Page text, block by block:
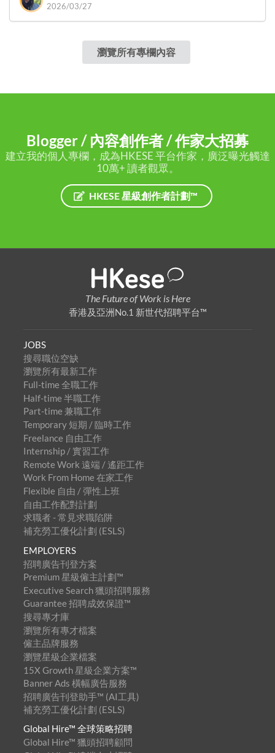
2026/03/27
瀏覽所有專欄內容
Blogger / 內容創作者 / 作家大招募
建立我的個人專欄，成為HKESE 平台作家，廣泛曝光觸達
10萬+ 讀者觀眾。
HKESE 星級創作者計劃™
The Future of Work is Here
香港及亞洲No.1 新世代招聘平台™
JOBS
搜尋職位空缺
瀏覽所有最新工作
Full-time 全職工作
Half-time 半職工作
Part-time 兼職工作
Temporary 短期 / 臨時工作
Freelance 自由工作
Internship / 實習工作
Remote Work 遠端 / 遙距工作
Work From Home 在家工作
Flexible 自由 / 彈性上班
自由工作配對計劃
求職者 - 常見求職陷阱
補充勞工優化計劃 (ESLS)
EMPLOYERS
招聘廣告刊登方案
Premium 星級僱主計劃™
Executive Search 獵頭招聘服務
Guarantee 招聘成效保證™
搜尋專才庫
瀏覽所有專才檔案
僱主品牌服務
瀏覽星級企業檔案
15X Growth 星級企業方案™
Banner Ads 橫幅廣告服務
招聘廣告刊登助手™ (AI工具)
補充勞工優化計劃 (ESLS)
Global Hire™ 全球策略招聘
Global Hire™ 獵頭招聘顧問